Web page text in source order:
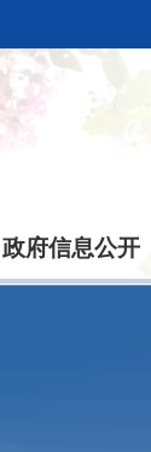
政府信息公开